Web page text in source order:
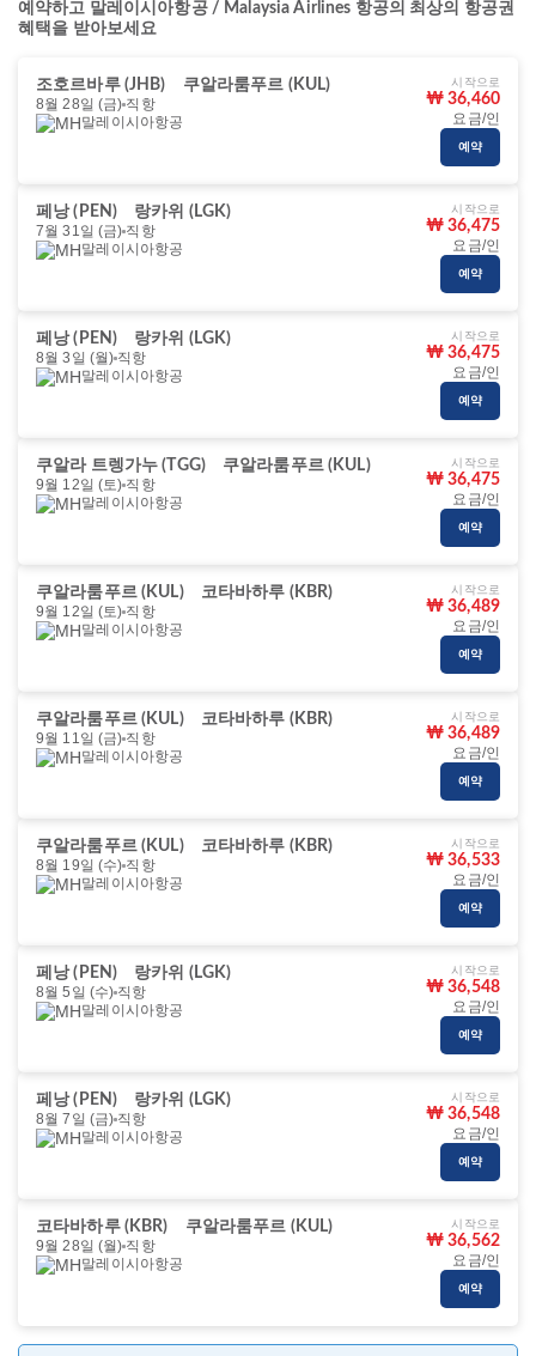
예약하고 말레이시아항공 / Malaysia Airlines 항공의 최상의 항공권
혜택을 받아보세요
조호르바루 (JHB)
쿠알라룸푸르 (KUL)
8월 28일 (금) 직항
말레이시아항공
시작으로
₩ 36,460
요금/인
예약
페낭 (PEN)
랑카위 (LGK)
7월 31일 (금) 직항
말레이시아항공
시작으로
₩ 36,475
요금/인
예약
페낭 (PEN)
랑카위 (LGK)
8월 3일 (월) 직항
말레이시아항공
시작으로
₩ 36,475
요금/인
예약
쿠알라 트렝가누 (TGG)
쿠알라룸푸르 (KUL)
9월 12일 (토) 직항
말레이시아항공
시작으로
₩ 36,475
요금/인
예약
쿠알라룸푸르 (KUL)
코타바하루 (KBR)
9월 12일 (토) 직항
말레이시아항공
시작으로
₩ 36,489
요금/인
예약
쿠알라룸푸르 (KUL)
코타바하루 (KBR)
9월 11일 (금) 직항
말레이시아항공
시작으로
₩ 36,489
요금/인
예약
쿠알라룸푸르 (KUL)
코타바하루 (KBR)
8월 19일 (수) 직항
말레이시아항공
시작으로
₩ 36,533
요금/인
예약
페낭 (PEN)
랑카위 (LGK)
8월 5일 (수) 직항
말레이시아항공
시작으로
₩ 36,548
요금/인
예약
페낭 (PEN)
랑카위 (LGK)
8월 7일 (금) 직항
말레이시아항공
시작으로
₩ 36,548
요금/인
예약
코타바하루 (KBR)
쿠알라룸푸르 (KUL)
9월 28일 (월) 직항
말레이시아항공
시작으로
₩ 36,562
요금/인
예약